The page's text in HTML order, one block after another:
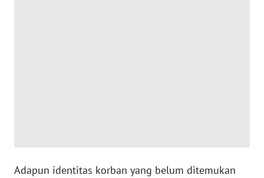
Adapun identitas korban yang belum ditemukan